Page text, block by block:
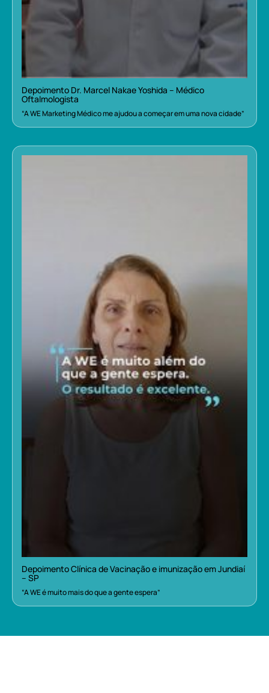
Depoimento Dr. Marcel Nakae Yoshida – Médico
Oftalmologista
“A WE Marketing Médico me ajudou a começar em uma nova cidade”
Depoimento Clínica de Vacinação e imunização em Jundiaí
– SP
“A WE é muito mais do que a gente espera”